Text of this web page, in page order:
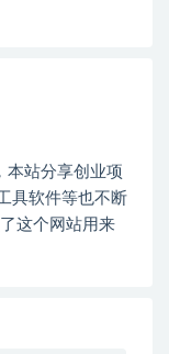
本站分享创业项
具软件等也不断
这个网站用来